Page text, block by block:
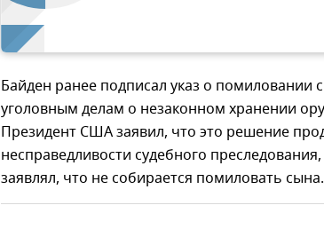
Байден ранее подписал указ о помиловании
уголовным делам о незаконном хранении
Президент США заявил, что это решение
несправедливости судебного
заявлял, что не собирается помиловать сына.